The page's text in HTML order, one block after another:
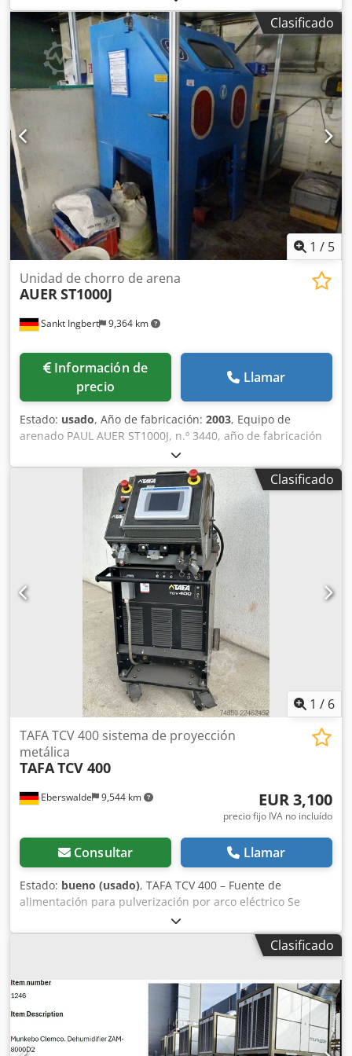
movimiento vertical, serie VU 012; 2 pistolas EPG-Sprint X;
unidad de post-filtrado; monociclón. Cjdpozncmyofx Ak
Clasificado
1 / 5
Sankt Ingbert 9,364 km
Unidad de chorro de arena
AUERST1000J
Información de
precio
Llamar
Estado: usado, Año de fabricación: 2003, Equipo de
arenado PAUL AUER ST1000J, n.º 3440, año de fabricación
Clasificado
1 / 6
Eberswalde 9,544 km
TAFA TCV 400 sistema de proyección
metálica
TAFATCV 400
EUR 3,100
precio fijo IVA no incluído
Consultar Llamar
Estado: bueno (usado), TAFA TCV 400 – Fuente de
alimentación para pulverización por arco eléctrico Se
vende una fuente de alimentación TAFA TCV 400 para
sistemas industriales de pulverización por arco eléctrico
(pulverización por arco de doble hilo/metalización). Este
sistemas TAFA/Praxair existentes. Datos técnicos:
Fabricante: TAFA (Praxair Surface Technologies) Modelo:
TCV 400 Corriente de salida hasta 500 A Fuente de
alimentación trifásica Diseño industrial para uso
profesional Adecuado para pulverización por arco de hilo
Clasificado